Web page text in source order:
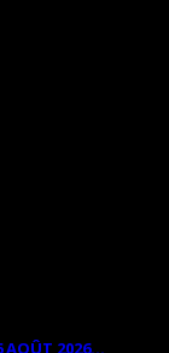
AOÛT 2026...